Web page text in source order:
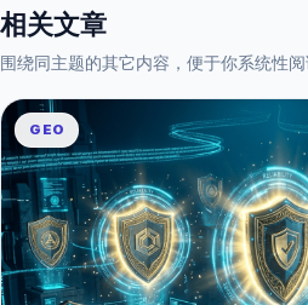
相关文章
围绕同主题的其它内容，便于你系统性阅
GEO